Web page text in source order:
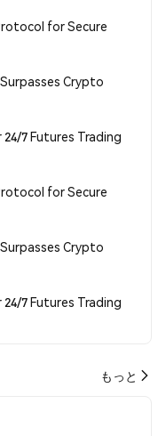
for Secure
Crypto
7 Futures Trading
for Secure
Crypto
7 Futures Trading
もっと